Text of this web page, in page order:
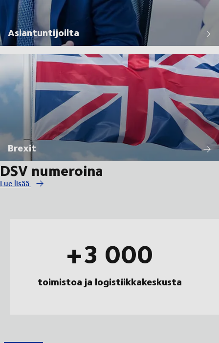
Asiantuntijoilta
Brexit
DSV numeroina
Lue lisää
+3 000
toimistoa ja logistiikkakeskusta